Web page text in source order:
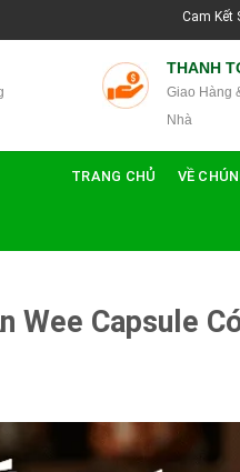
Cam Kết Sản Shẩm Chính
THANH
Giao Hàng
Nhà
TRANG CHỦ VỀ
Wee Capsule